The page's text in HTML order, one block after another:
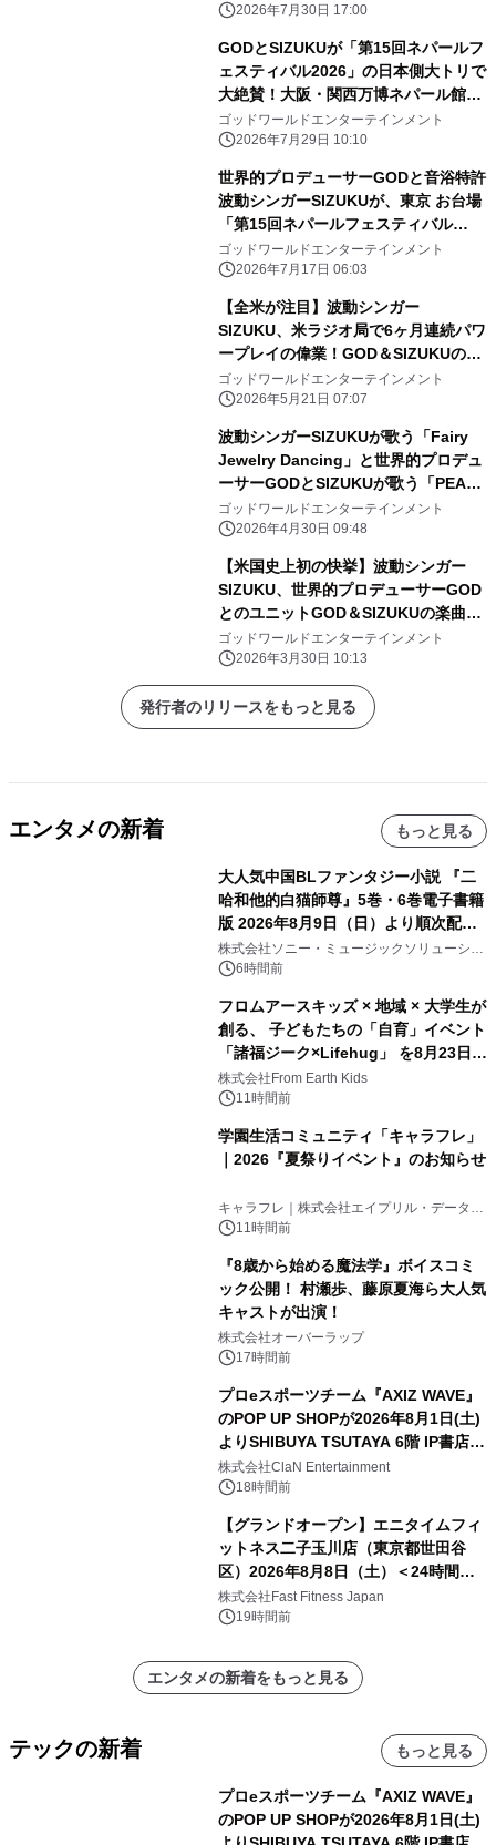
2026年7月30日 17:00
GODとSIZUKUが「第15回ネパールフ
ェスティバル2026」の日本側大トリで
大絶賛！大阪・関西万博ネパール館テ
ーマソング「In The World In
Nepal」特別バージョンを熱唱
ゴッドワールドエンターテインメント
2026年7月29日 10:10
世界的プロデューサーGODと音浴特許
波動シンガーSIZUKUが、東京 お台場
「第15回ネパールフェスティバル
2026」特別ゲストに決定！
ゴッドワールドエンターテインメント
2026年7月17日 06:03
【全米が注目】波動シンガー
SIZUKU、米ラジオ局で6ヶ月連続パワ
ープレイの偉業！GOD＆SIZUKUの新
曲がアメリカで異例のロングランヒッ
ト中！
ゴッドワールドエンターテインメント
2026年5月21日 07:07
波動シンガーSIZUKUが歌う「Fairy
Jewelry Dancing」と世界的プロデュ
ーサーGODとSIZUKUが歌う「PEACE
OF EARTH」が米ラジオ局「R1
Radio USA」で日本語オリジナル楽曲
中！
ゴッドワールドエンターテインメント
2026年4月30日 09:48
【米国史上初の快挙】波動シンガー
SIZUKU、世界的プロデューサーGOD
とのユニットGOD＆SIZUKUの楽曲が
米ラジオ局「R1 Radio USA」で4ヶ月
連続パワープレイ！30分に1回の頻度
で日本語楽曲を放送
ゴッドワールドエンターテインメント
2026年3月30日 10:13
発行者のリリースをもっと見る
エンタメの新着 もっと見る
大人気中国BLファンタジー小説 『二
哈和他的白猫師尊』5巻・6巻電子書籍
版 2026年8月9日（日）より順次配信
開始
株式会社ソニー・ミュージックソリューショ
ンズ6時間前
フロムアースキッズ × 地域 × 大学生が
創る、 子どもたちの「自育」イベント
「諸福ジーク×Lifehug」 を8月23日
(日)開催
株式会社From Earth Kids
11時間前
学園生活コミュニティ「キャラフレ」
｜2026『夏祭りイベント』のお知らせ
キャラフレ｜株式会社エイプリル・データ・
デザインズ
11時間前
『8歳から始める魔法学』ボイスコミ
ック公開！ 村瀬歩、藤原夏海ら大人気
キャストが出演！
株式会社オーバーラップ
17時間前
プロeスポーツチーム『AXIZ WAVE』
のPOP UP SHOPが2026年8月1日(土)
よりSHIBUYA TSUTAYA 6階 IP書店で
開催決定！！
株式会社ClaN Entertainment
18時間前
【グランドオープン】エニタイムフィ
ットネス二子玉川店（東京都世田谷
区）2026年8月8日（土）＜24時間年
中無休のフィットネスジム＞
株式会社Fast Fitness Japan
19時間前
エンタメの新着をもっと見る
テックの新着 もっと見る
プロeスポーツチーム『AXIZ WAVE』
のPOP UP SHOPが2026年8月1日(土)